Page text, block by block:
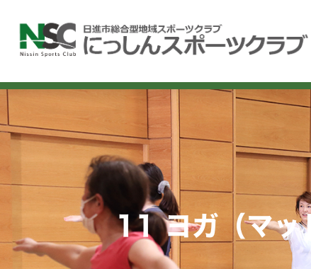
ッ
プ
11 ヨガ（マッ